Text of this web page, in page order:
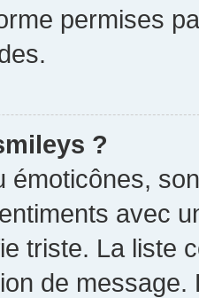
permises
?
émoticônes,
avec
triste. La liste
de